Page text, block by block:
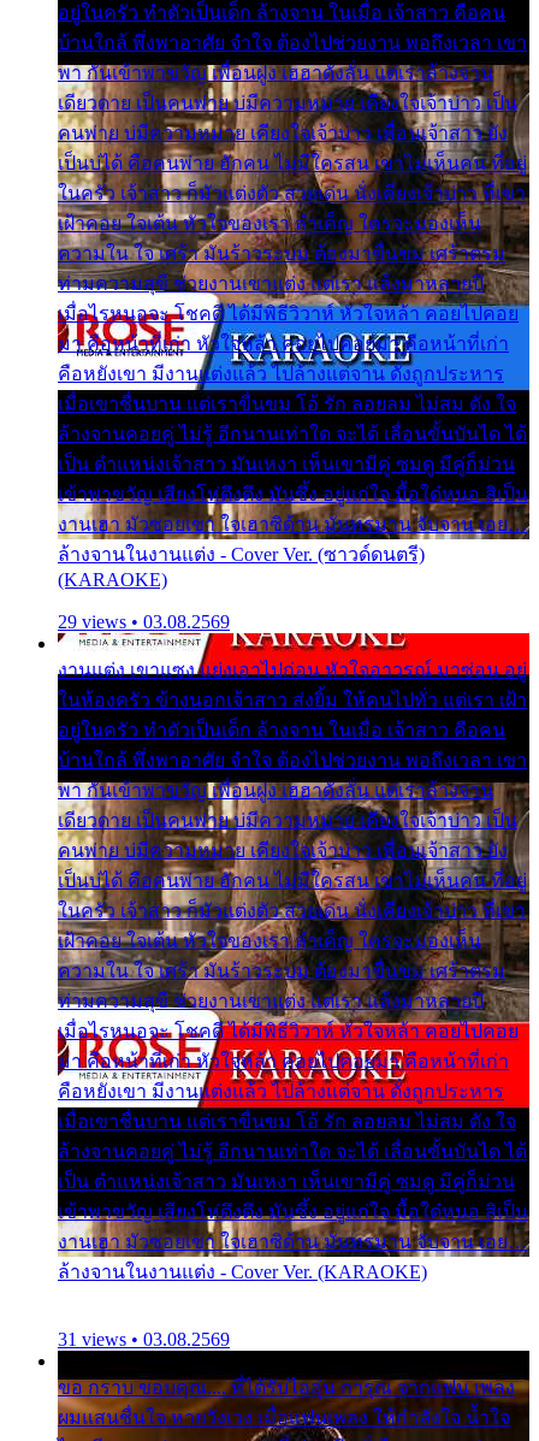
อยู่ในครัว ทำตัวเป็นเด็ก ล้างจาน ในเมื่อ เจ้าสาว คือคน
บ้านใกล้ พึ่งพาอาศัย จำใจ ต้องไปช่วยงาน พอถึงเวลา เขา
พา กันเข้าพาขวัญ เพื่อนฝูง เฮฮาดังลั่น แต่เราล้างจาน
เดียวดาย เป็นคนพ่าย บ่มีความหมาย เคียงใจเจ้าบ่าว เป็น
คนพ่าย บ่มีความหมาย เคียงใจเจ้าบ่าว เพื่อนเจ้าสาว ยัง
เป็นบ่ได้ คือคนพ่าย ฮักคน ไม่มีใครสน เขาไม่เห็นคน ที่อยู่
ในครัว เจ้าสาว ก็มัวแต่งตัว สวยเด่น นั่งเคียงเจ้าบ่าว ที่เขา
เฝ้าคอย ใจเต้น หัวใจของเรา ลำเค็ญ ใครจะมองเห็น
ความใน ใจ เศร้า มันร้าวระบม ต้องมาขื่นขม เศร้าตรม
ท่ามความสุขี ช่วยงานเขาแต่ง แต่เรา แล้งมาหลายปี
เมื่อไรหนอจะ โชคดี ได้มีพิธีวิวาห์ หัวใจหล้า คอยไปคอย
มา คือหน้าที่เก่า หัวใจหล้า คอยไปคอยมา คือหน้าที่เก่า
คือหยังเขา มีงานแต่งแล้ว ไปล้างแต่จาน ดั่งถูกประหาร
เมื่อเขาชื่นบาน แต่เราขื่นขม โอ้ รัก ลอยลม ไม่สม ดัง ใจ
ล้างจานคอยคู่ ไม่รู้ อีกนานเท่าใด จะได้ เลื่อนขั้นบันได ได้
เป็น ตำแหน่งเจ้าสาว มันเหงา เห็นเขามีคู่ ซมดู มีคู่ก็ม่วน
เข้าพาขวัญ เสียงโห่ตึงตึง มันซึ้ง อยู่แก่ใจ มื้อใด๋หนอ สิเป็น
งานเฮา มัวซอยเขา ใจเฮาซิด้าน มันทรมาน จับจาน เอย…
ล้างจานในงานแต่ง - Cover Ver. (ซาวด์ดนตรี)
(KARAOKE)
29 views • 03.08.2569
งานแต่ง เขาแซง แย่งเอาไปก่อน หัวใจอาวรณ์ มาซ่อน อยู่
ในห้องครัว ข้างนอกเจ้าสาว ส่งยิ้ม ให้คนไปทั่ว แต่เรา เฝ้า
อยู่ในครัว ทำตัวเป็นเด็ก ล้างจาน ในเมื่อ เจ้าสาว คือคน
บ้านใกล้ พึ่งพาอาศัย จำใจ ต้องไปช่วยงาน พอถึงเวลา เขา
พา กันเข้าพาขวัญ เพื่อนฝูง เฮฮาดังลั่น แต่เราล้างจาน
เดียวดาย เป็นคนพ่าย บ่มีความหมาย เคียงใจเจ้าบ่าว เป็น
คนพ่าย บ่มีความหมาย เคียงใจเจ้าบ่าว เพื่อนเจ้าสาว ยัง
เป็นบ่ได้ คือคนพ่าย ฮักคน ไม่มีใครสน เขาไม่เห็นคน ที่อยู่
ในครัว เจ้าสาว ก็มัวแต่งตัว สวยเด่น นั่งเคียงเจ้าบ่าว ที่เขา
เฝ้าคอย ใจเต้น หัวใจของเรา ลำเค็ญ ใครจะมองเห็น
ความใน ใจ เศร้า มันร้าวระบม ต้องมาขื่นขม เศร้าตรม
ท่ามความสุขี ช่วยงานเขาแต่ง แต่เรา แล้งมาหลายปี
เมื่อไรหนอจะ โชคดี ได้มีพิธีวิวาห์ หัวใจหล้า คอยไปคอย
มา คือหน้าที่เก่า หัวใจหล้า คอยไปคอยมา คือหน้าที่เก่า
คือหยังเขา มีงานแต่งแล้ว ไปล้างแต่จาน ดั่งถูกประหาร
เมื่อเขาชื่นบาน แต่เราขื่นขม โอ้ รัก ลอยลม ไม่สม ดัง ใจ
ล้างจานคอยคู่ ไม่รู้ อีกนานเท่าใด จะได้ เลื่อนขั้นบันได ได้
เป็น ตำแหน่งเจ้าสาว มันเหงา เห็นเขามีคู่ ซมดู มีคู่ก็ม่วน
เข้าพาขวัญ เสียงโห่ตึงตึง มันซึ้ง อยู่แก่ใจ มื้อใด๋หนอ สิเป็น
งานเฮา มัวซอยเขา ใจเฮาซิด้าน มันทรมาน จับจาน เอย…
ล้างจานในงานแต่ง - Cover Ver. (KARAOKE)
31 views • 03.08.2569
ขอ กราบ ขอบคุณ.... ที่ได้รับไออุ่น การุณ จากแฟน เพลง
ผมแสนชื่นใจ หายวังเวง เมื่อแฟนเพลง ให้กำลังใจ น้ำใจ